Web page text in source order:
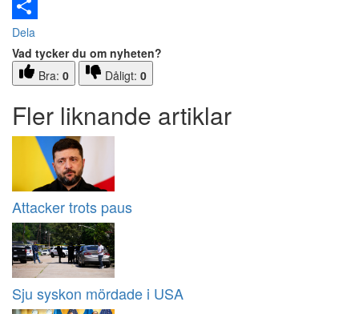
Email
Dela
Vad tycker du om nyheten?
Bra: 0 Dåligt: 0
Fler liknande artiklar
Attacker trots paus
Sju syskon mördade i USA